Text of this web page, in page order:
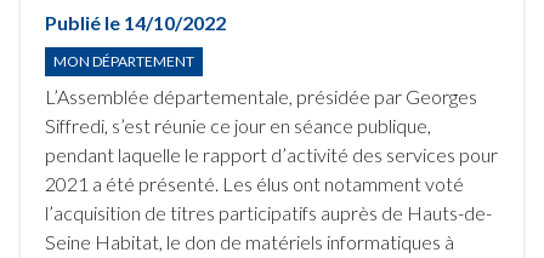
Publié le 14/10/2022
MON DÉPARTEMENT
L’Assemblée départementale, présidée par Georges
Siffredi, s’est réunie ce jour en séance publique,
pendant laquelle le rapport d’activité des services pour
2021 a été présenté. Les élus ont notamment voté
l’acquisition de titres participatifs auprès de Hauts-de-
Seine Habitat, le don de matériels informatiques à